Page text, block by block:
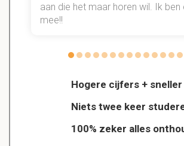
Hogere cijfers +
Niets twee keer
100% zeker alles
aan die het maar horen wil. Ik ben
mee!!